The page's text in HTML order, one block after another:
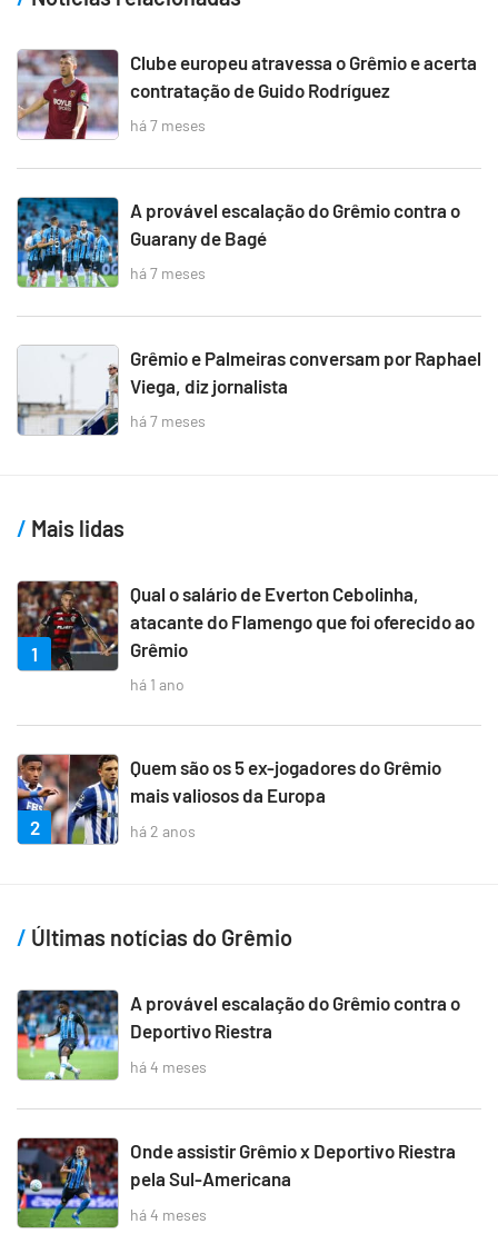
Clube europeu atravessa o Grêmio e acerta
contratação de Guido Rodríguez
há 7 meses
A provável escalação do Grêmio contra o
Guarany de Bagé
há 7 meses
Grêmio e Palmeiras conversam por Raphael
Viega, diz jornalista
há 7 meses
Mais lidas
1
Qual o salário de Everton Cebolinha,
atacante do Flamengo que foi oferecido ao
Grêmio
há 1 ano
2
Quem são os 5 ex-jogadores do Grêmio
mais valiosos da Europa
há 2 anos
Últimas notícias do Grêmio
A provável escalação do Grêmio contra o
Deportivo Riestra
há 4 meses
Onde assistir Grêmio x Deportivo Riestra
pela Sul-Americana
há 4 meses